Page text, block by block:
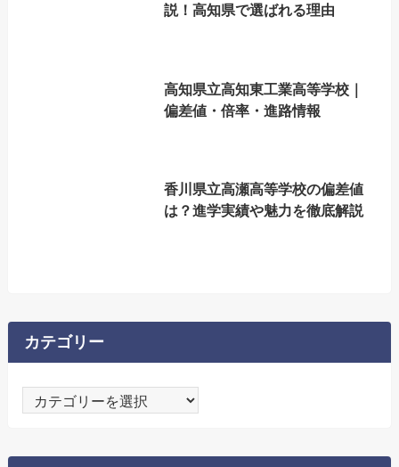
説！高知県で選ばれる理由
高知県立高知東工業高等学校｜
偏差値・倍率・進路情報
香川県立高瀬高等学校の偏差値
は？進学実績や魅力を徹底解説
カテゴリー
テ